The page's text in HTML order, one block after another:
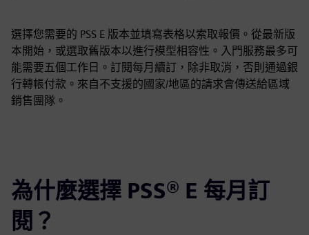
選擇您需要的 PSS E 版本並填寫表格以索取報價。從最新版
本開始，或選取舊版本以進行模型相容性。入門服務最多可
能需要五個工作日。訂閱每月續訂，除非取消，否則通過銀
行轉帳付款。來自不支援的國家/地區的請求會傳送給區域
銷售團隊。
為什麼選擇 PSS® E 每月訂
閱？